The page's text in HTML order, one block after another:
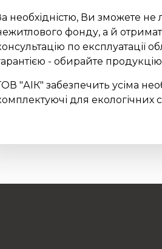
необхідністю, Ви зможете
фонду, а й
по експлуатації
- обирайте продукцію
"АІК" забезпечить усіма
для